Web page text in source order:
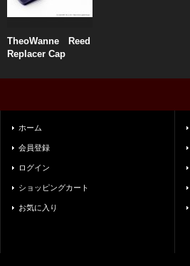
TheoWanne Reed
Replacer Cap
ホーム
会員登録
ログイン
ショッピングカート
お気に入り